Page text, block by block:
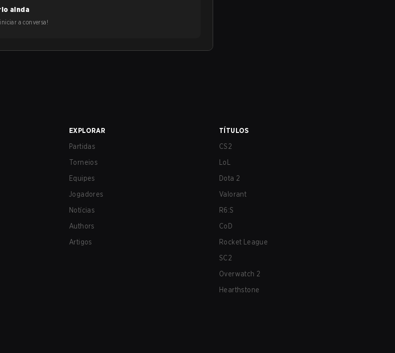
ainda
a conversa!
EXPLORAR
Partidas
Torneios
Equipes
Jogadores
Notícias
Authors
Artigos
TÍTULOS
CS2
LoL
Dota 2
Valorant
R6:S
CoD
Rocket League
SC2
Overwatch 2
Hearthstone